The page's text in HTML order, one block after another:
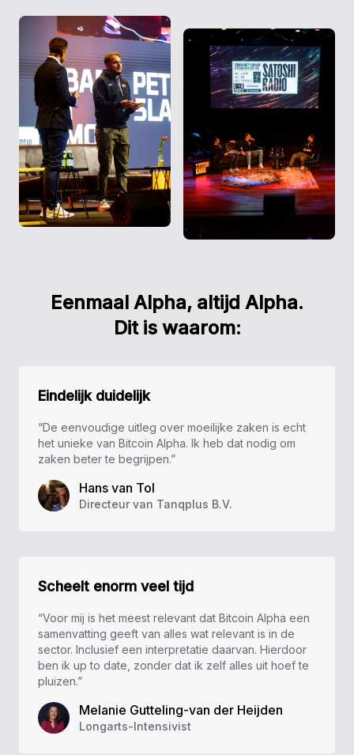
Eenmaal Alpha, altijd Alpha.
Dit is waarom:
Eindelijk duidelijk
“De eenvoudige uitleg over moeilijke zaken is echt
het unieke van Bitcoin Alpha. Ik heb dat nodig om
zaken beter te begrijpen.”
Hans van Tol
Directeur van Tanqplus B.V.
Scheelt enorm veel tijd
“Voor mij is het meest relevant dat Bitcoin Alpha een
samenvatting geeft van alles wat relevant is in de
sector. Inclusief een interpretatie daarvan. Hierdoor
ben ik up to date, zonder dat ik zelf alles uit hoef te
pluizen.”
Melanie Gutteling-van der Heijden
Longarts-Intensivist